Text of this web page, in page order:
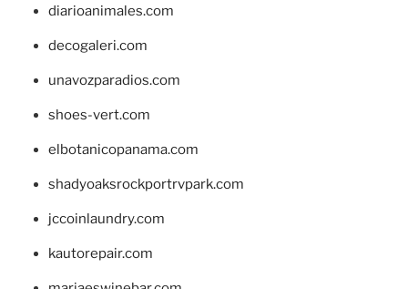
diarioanimales.com
decogaleri.com
unavozparadios.com
shoes-vert.com
elbotanicopanama.com
shadyoaksrockportrvpark.com
jccoinlaundry.com
kautorepair.com